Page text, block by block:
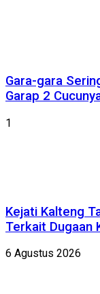
Gara-gara
Garap 2
1
Kejati Kalteng
Terkait Dugaan
6 Agustus 2026